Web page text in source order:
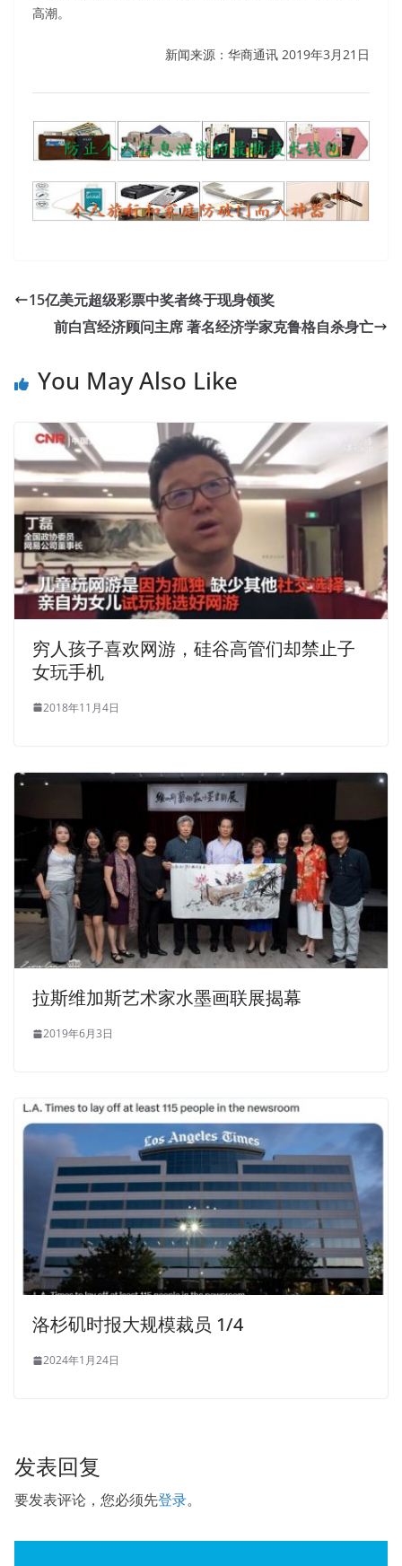
高潮。
新闻来源：华商通讯 2019年3月21日
15亿美元超级彩票中奖者终于现身领奖
前白宫经济顾问主席 著名经济学家克鲁格自杀身亡
You May Also Like
穷人孩子喜欢网游，硅谷高管们却禁止子
女玩手机
2018年11月4日
拉斯维加斯艺术家水墨画联展揭幕
2019年6月3日
洛杉矶时报大规模裁员 1/4
2024年1月24日
发表回复
要发表评论，您必须先登录。